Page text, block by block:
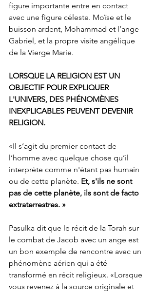
figure importante entre en contact
avec une figure céleste. Moïse et le
buisson ardent, Mohammad et l’ange
Gabriel, et la propre visite angélique
de la Vierge Marie.
LORSQUE LA RELIGION EST UN
OBJECTIF POUR EXPLIQUER
L'UNIVERS, DES PHÉNOMÈNES
INEXPLICABLES PEUVENT DEVENIR
RELIGION.
«Il s’agit du premier contact de
l’homme avec quelque chose qu’il
interprète comme n'étant pas humain
ou de cette planète. Et, s'ils ne sont
pas de cette planète, ils sont de facto
extraterrestres. »
Pasulka dit que le récit de la Torah sur
le combat de Jacob avec un ange est
un bon exemple de rencontre avec un
phénomène aérien qui a été
transformé en récit religieux. «Lorsque
vous revenez à la source originale et